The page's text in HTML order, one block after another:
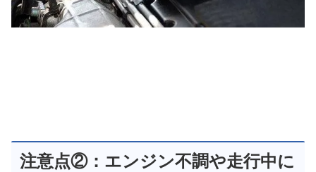
注意点②：エンジン不調や走行中に